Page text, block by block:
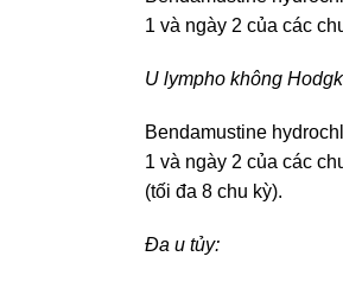
1 và ngày 2 của các
U lympho không
Bendamustine
1 và ngày 2 của các
(tối đa 8 chu kỳ).
Đa u tủy: